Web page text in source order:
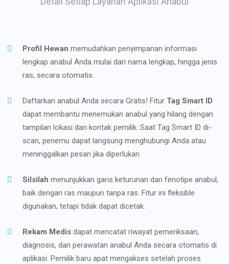
Profil Hewan memudahkan penyimpanan informasi
lengkap anabul Anda mulai dari nama lengkap, hingga jenis
ras, secara otomatis.
Daftarkan anabul Anda secara Gratis! Fitur Tag Smart ID
dapat membantu menemukan anabul yang hilang dengan
tampilan lokasi dan kontak pemilik. Saat Tag Smart ID di-
scan, penemu dapat langsung menghubungi Anda atau
meninggalkan pesan jika diperlukan.
Silsilah menunjukkan garis keturunan dan fenotipe anabul,
baik dengan ras maupun tanpa ras. Fitur ini fleksible
digunakan, tetapi tidak dapat dicetak.
Rekam Medis dapat mencatat riwayat pemeriksaan,
diagnosis, dan perawatan anabul Anda secara otomatis di
aplikasi. Pemilik baru apat mengakses setelah proses